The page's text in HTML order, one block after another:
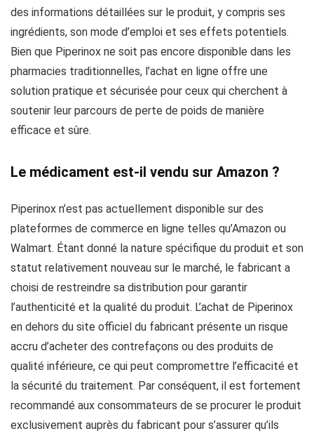
des informations détaillées sur le produit, y compris ses
ingrédients, son mode d’emploi et ses effets potentiels.
Bien que Piperinox ne soit pas encore disponible dans les
pharmacies traditionnelles, l’achat en ligne offre une
solution pratique et sécurisée pour ceux qui cherchent à
soutenir leur parcours de perte de poids de manière
efficace et sûre.
Le médicament est-il vendu sur Amazon ?
Piperinox n’est pas actuellement disponible sur des
plateformes de commerce en ligne telles qu’Amazon ou
Walmart. Étant donné la nature spécifique du produit et son
statut relativement nouveau sur le marché, le fabricant a
choisi de restreindre sa distribution pour garantir
l’authenticité et la qualité du produit. L’achat de Piperinox
en dehors du site officiel du fabricant présente un risque
accru d’acheter des contrefaçons ou des produits de
qualité inférieure, ce qui peut compromettre l’efficacité et
la sécurité du traitement. Par conséquent, il est fortement
recommandé aux consommateurs de se procurer le produit
exclusivement auprès du fabricant pour s’assurer qu’ils